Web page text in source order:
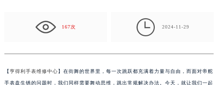
167次  2024-11-29
【亨得利手表维修中心】在街舞的世界里，每一次跳跃都充满着力量与自由，而面对帝舵
手表盘生锈的问题时，我们同样需要舞动思维，跳出常规解决办法。今天，就让我们一起